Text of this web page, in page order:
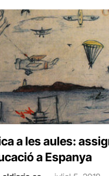
a les aules:
a Espanya